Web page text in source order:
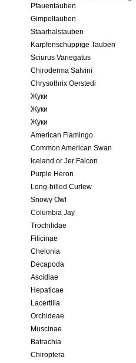
Pfauentauben
Gimpeltauben
Staarhalstauben
Karpfenschuppige Tauben
Sciurus Variegatus
Chiroderma Salvini
Chrysothrix Oerstedi
Жуки
Жуки
Жуки
American Flamingo
Common American Swan
Iceland or Jer Falcon
Purple Heron
Long-billed Curlew
Snowy Owl
Columbia Jay
Trochilidae
Filicinae
Chelonia
Decapoda
Ascidiae
Hepaticae
Lacertilia
Orchideae
Muscinae
Batrachia
Chiroptera